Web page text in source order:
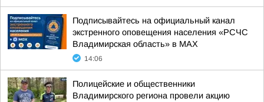
Подписывайтесь на официальный канал
экстренного оповещения населения «РСЧС
Владимирская область» в МАХ
14:06
Полицейские и общественники
Владимирского региона провели акцию